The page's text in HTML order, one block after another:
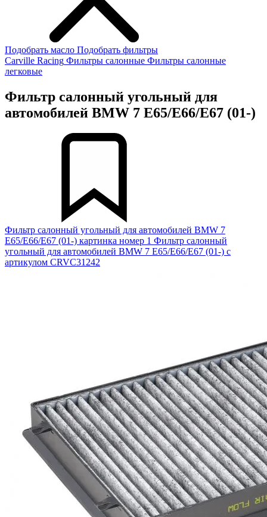
Подобрать масло Подобрать фильтры
Carville Racing Фильтры салонные Фильтры салонные
легковые
Фильтр салонный угольный для
автомобилей BMW 7 E65/E66/E67 (01-)
Фильтр салонный угольный для автомобилей BMW 7
E65/E66/E67 (01-) картинка номер 1 Фильтр салонный
угольный для автомобилей BMW 7 E65/E66/E67 (01-) с
артикулом CRVC31242